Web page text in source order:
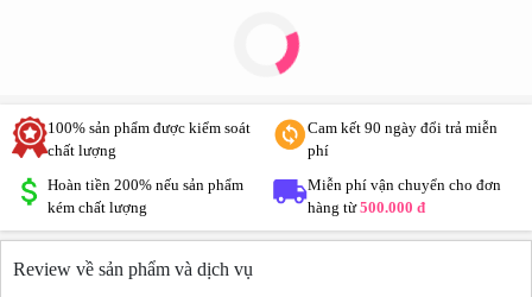
100% sản phẩm được kiểm soát
chất lượng
Cam kết 90 ngày đổi trả miễn
phí
Hoàn tiền 200% nếu sản phẩm
kém chất lượng
Miễn phí vận chuyển cho đơn
hàng từ500.000 đ
Review về sản phẩm và dịch vụ